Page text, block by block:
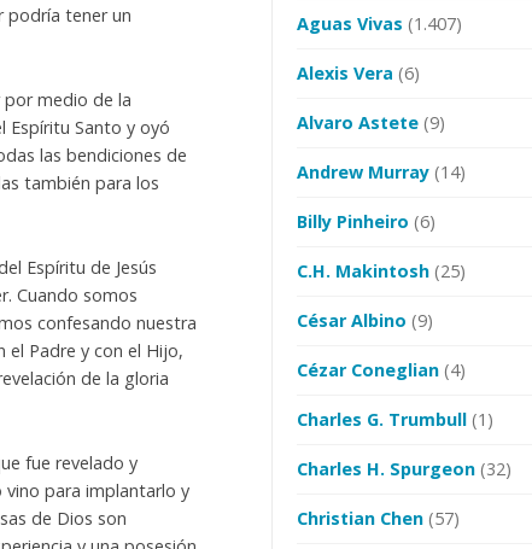
podría tener un
por medio de la
Espíritu Santo y oyó
las bendiciones de
también para los
Espíritu de Jesús
Cuando somos
confesando nuestra
el Padre y con el Hijo,
de la gloria
fue revelado y
vino para implantarlo y
de Dios son
Aguas Vivas (1.407)
Alexis Vera (6)
Alvaro Astete (9)
Andrew Murray (14)
Billy Pinheiro (6)
C.H. Makintosh (25)
César Albino (9)
Cézar Coneglian (4)
Charles G. Trumbull (1)
Charles H. Spurgeon (32)
Christian Chen (57)